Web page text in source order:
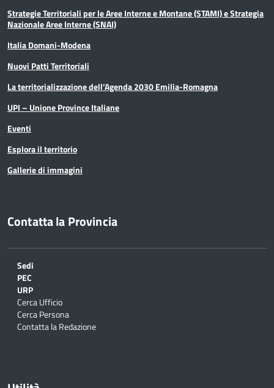
Strategie Territoriali per le Aree Interne e Montane (STAMI) e Strategia
Nazionale Aree Interne (SNAI)
Italia Domani-Modena
Nuovi Patti Territoriali
La territorializzazione dell’Agenda 2030 Emilia-Romagna
UPI – Unione Province Italiane
Eventi
Esplora il territorio
Gallerie di immagini
Contatta la Provincia
Sedi
PEC
URP
Cerca Ufficio
Cerca Persona
Contatta la Redazione